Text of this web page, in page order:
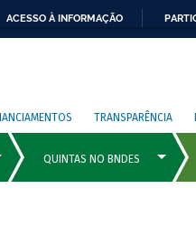
ACESSO À INFORMAÇÃO
TRANSPARÊNCIA